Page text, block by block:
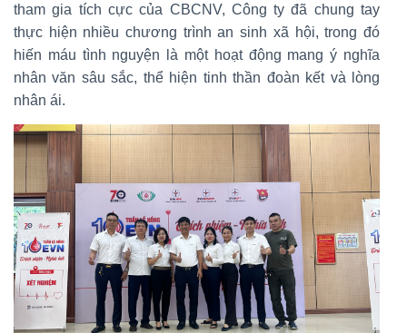
tham gia tích cực của CBCNV, Công ty đã chung tay
thực hiện nhiều chương trình an sinh xã hội, trong đó
hiến máu tình nguyện là một hoạt động mang ý nghĩa
nhân văn sâu sắc, thể hiện tinh thần đoàn kết và lòng
nhân ái.